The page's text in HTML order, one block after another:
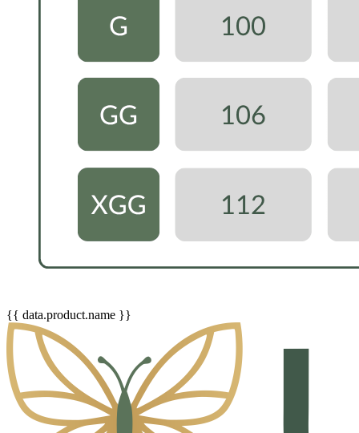
{{ data.product.name }}